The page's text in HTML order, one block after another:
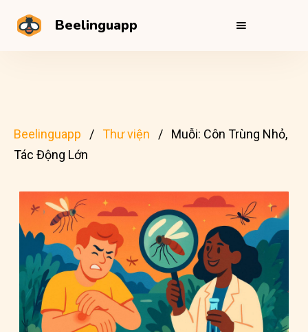
Beelinguapp
Beelinguapp Thư viện
Muỗi: Côn Trùng Nhỏ,
Tác Động Lớn